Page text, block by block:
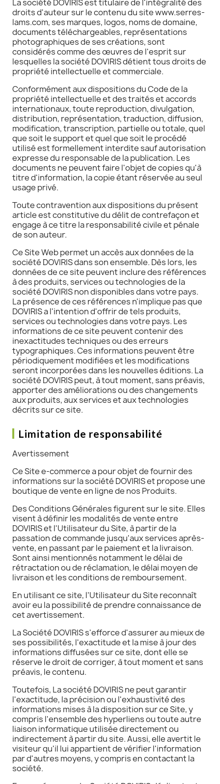
La société DOVIRIS est titulaire de l'intégralité des
droits d'auteur sur le contenu du site www.serres-
lams.com, ses marques, logos, noms de domaine,
documents téléchargeables, représentations
photographiques de ses créations, sont
considérés comme des œuvres de l'esprit sur
lesquelles la société DOVIRIS détient tous droits de
propriété intellectuelle et commerciale.
Conformément aux dispositions du Code de la
propriété intellectuelle et des traités et accords
internationaux, toute reproduction, divulgation,
distribution, représentation, traduction, diffusion,
modification, transcription, partielle ou totale, quel
que soit le support et quel que soit le procédé
utilisé est formellement interdite sauf autorisation
expresse du responsable de la publication. Les
documents ne peuvent faire l'objet de copies qu'à
titre d'information, la copie étant réservée au seul
usage privé.
Toute contravention aux dispositions du présent
article est constitutive du délit de contrefaçon et
engage à ce titre la responsabilité civile et pénale
de son auteur.
Ce Site Web permet un accès aux données de la
société DOVIRIS dans son ensemble. Dès lors, les
données de ce site peuvent inclure des références
à des produits, services ou technologies de la
société DOVIRIS non disponibles dans votre pays.
La présence de ces références n'implique pas que
DOVIRIS a l'intention d'offrir de tels produits,
services ou technologies dans votre pays. Les
informations de ce site peuvent contenir des
inexactitudes techniques ou des erreurs
typographiques. Ces informations peuvent être
périodiquement modifiées et les modifications
seront incorporées dans les nouvelles éditions. La
société DOVIRIS peut, à tout moment, sans préavis,
apporter des améliorations ou des changements
aux produits, aux services et aux technologies
décrits sur ce site.
Limitation de responsabilité
Avertissement
Ce Site e-commerce a pour objet de fournir des
informations sur la société DOVIRIS et propose une
boutique de vente en ligne de nos Produits.
Des Conditions Générales figurent sur le site. Elles
visent à définir les modalités de vente entre
DOVIRIS et l'Utilisateur du Site, à partir de la
passation de commande jusqu'aux services après-
vente, en passant par le paiement et la livraison.
Sont ainsi mentionnés notamment le délai de
rétractation ou de réclamation, le délai moyen de
livraison et les conditions de remboursement.
En utilisant ce site, l’Utilisateur du Site reconnaît
avoir eu la possibilité de prendre connaissance de
cet avertissement.
La Société DOVIRIS s'efforce d'assurer au mieux de
ses possibilités, l'exactitude et la mise à jour des
informations diffusées sur ce site, dont elle se
réserve le droit de corriger, à tout moment et sans
préavis, le contenu.
Toutefois, La société DOVIRIS ne peut garantir
l'exactitude, la précision ou l'exhaustivité des
informations mises à la disposition sur ce Site, y
compris l'ensemble des hyperliens ou toute autre
liaison informatique utilisée directement ou
indirectement à partir du site. Aussi, elle avertit le
visiteur qu'il lui appartient de vérifier l'information
par d'autres moyens, y compris en contactant la
société.